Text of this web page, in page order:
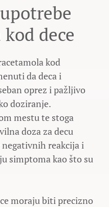
dece
kod
da deca i
oprez i pažljivo
doziranje.
mestu te stoga
doza za decu
reakcija i
simptoma kao što su
moraju biti precizno